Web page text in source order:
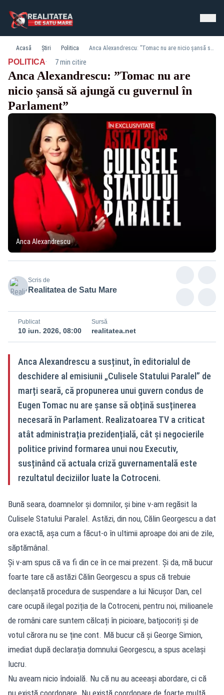
Acasă Știri Politica Anca Alexandrescu: ”Tomac nu are nicio șansă să ajungă cu guvernul în Parlament”
POLITICA· 7 min citire
Anca Alexandrescu: ”Tomac nu are
nicio șansă să ajungă cu guvernul în
Parlament”
Anca Alexandrescu
Scris de
Realitatea de Satu Mare
Publicat
10 iun. 2026, 08:00
Sursă
realitatea.net
Anca Alexandrescu a susținut, în editorialul de
deschidere al emisiunii „Culisele Statului Paralel” de
marți seară, că propunerea unui guvern condus de
Eugen Tomac nu are șanse să obțină susținerea
necesară în Parlament. Realizatoarea TV a criticat
atât administrația prezidențială, cât și negocierile
politice privind formarea unui nou Executiv,
susținând că actuala criză guvernamentală este
rezultatul deciziilor luate la Cotroceni.
Bună seara, doamnelor și domnilor, și bine v-am regăsit la
Culisele Statului Paralel. Astăzi, din nou, Călin Georgescu a dat
ora exactă, așa cum a făcut-o în ultimii aproape doi ani de zile,
săptămânal.
Și v-am spus că va fi din ce în ce mai prezent. Și da, mă bucur
foarte tare că astăzi Călin Georgescu a spus că trebuie
declanșată procedura de suspendare a lui Nicușor Dan, cel
care ocupă ilegal poziția de la Cotroceni, pentru noi, milioanele
de români care suntem călcați în picioare, batjocoriți și de
votul cărora nu se ține cont. Mă bucur că și George Simion,
imediat după declarația domnului Georgescu, a spus același
lucru.
Nu aveam nicio îndoială. Nu că nu au aceeași abordare, ci că
nu există coordonare. Nu există coordonare de foarte multă